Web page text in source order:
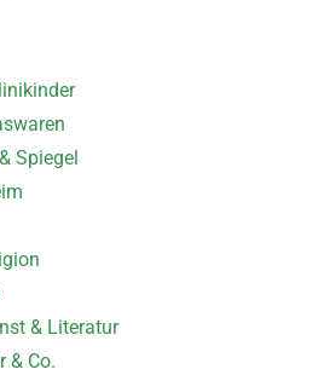
Spiegel
& Literatur
& Co.